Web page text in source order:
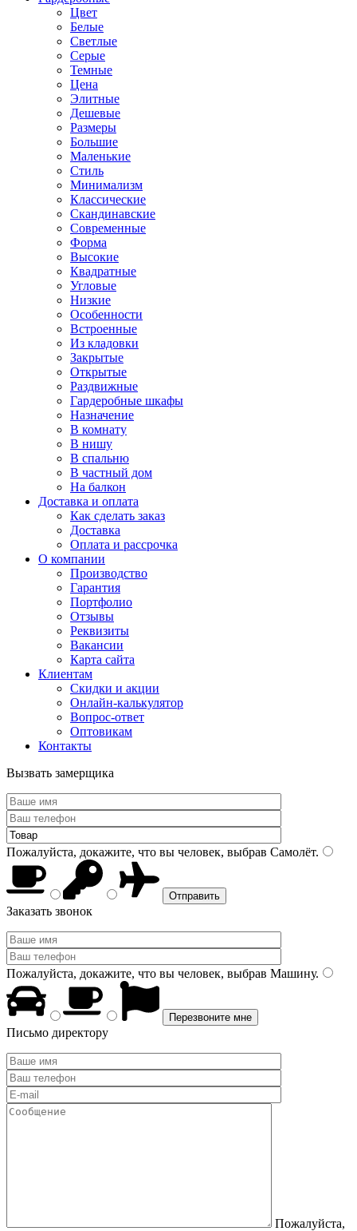
Цвет
Белые
Светлые
Серые
Темные
Цена
Элитные
Дешевые
Размеры
Большие
Маленькие
Стиль
Минимализм
Классические
Скандинавские
Современные
Форма
Высокие
Квадратные
Угловые
Низкие
Особенности
Встроенные
Из кладовки
Закрытые
Открытые
Раздвижные
Гардеробные шкафы
Назначение
В комнату
В нишу
В спальню
В частный дом
На балкон
Доставка и оплата
Как сделать заказ
Доставка
Оплата и рассрочка
О компании
Производство
Гарантия
Портфолио
Отзывы
Реквизиты
Вакансии
Карта сайта
Клиентам
Скидки и акции
Онлайн-калькулятор
Вопрос-ответ
Оптовикам
Контакты
Вызвать замерщика
Пожалуйста, докажите, что вы человек, выбрав Самолёт.
Заказать звонок
Пожалуйста, докажите, что вы человек, выбрав Машину.
Письмо директору
Пожалуйста,